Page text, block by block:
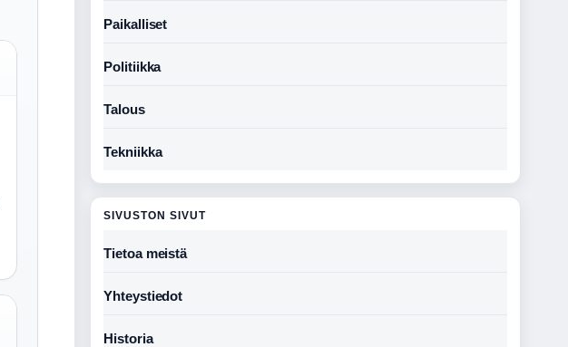
Paikalliset
Politiikka
Talous
Tekniikka
SIVUSTON SIVUT
Tietoa meistä
Yhteystiedot
Historia